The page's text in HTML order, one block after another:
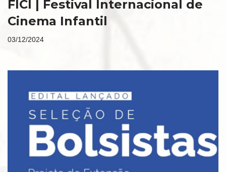
FICI | Festival Internacional de
Cinema Infantil
03/12/2024